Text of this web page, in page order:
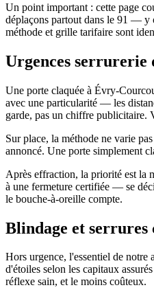
Un point important : cette page
déplaçons partout dans le 91 — y
méthode et grille tarifaire sont
Urgences serrurerie
Une porte claquée à Évry-
avec une particularité — les
garde, pas un chiffre publicitaire.
Sur place, la méthode ne varie
annoncé. Une porte simplement
Après effraction, la priorité est la
à une fermeture certifiée — se
le bouche-à-oreille compte.
Blindage et serrures
Hors urgence, l'essentiel de notre
d'étoiles selon les capitaux
réflexe sain, et le moins coûteux.